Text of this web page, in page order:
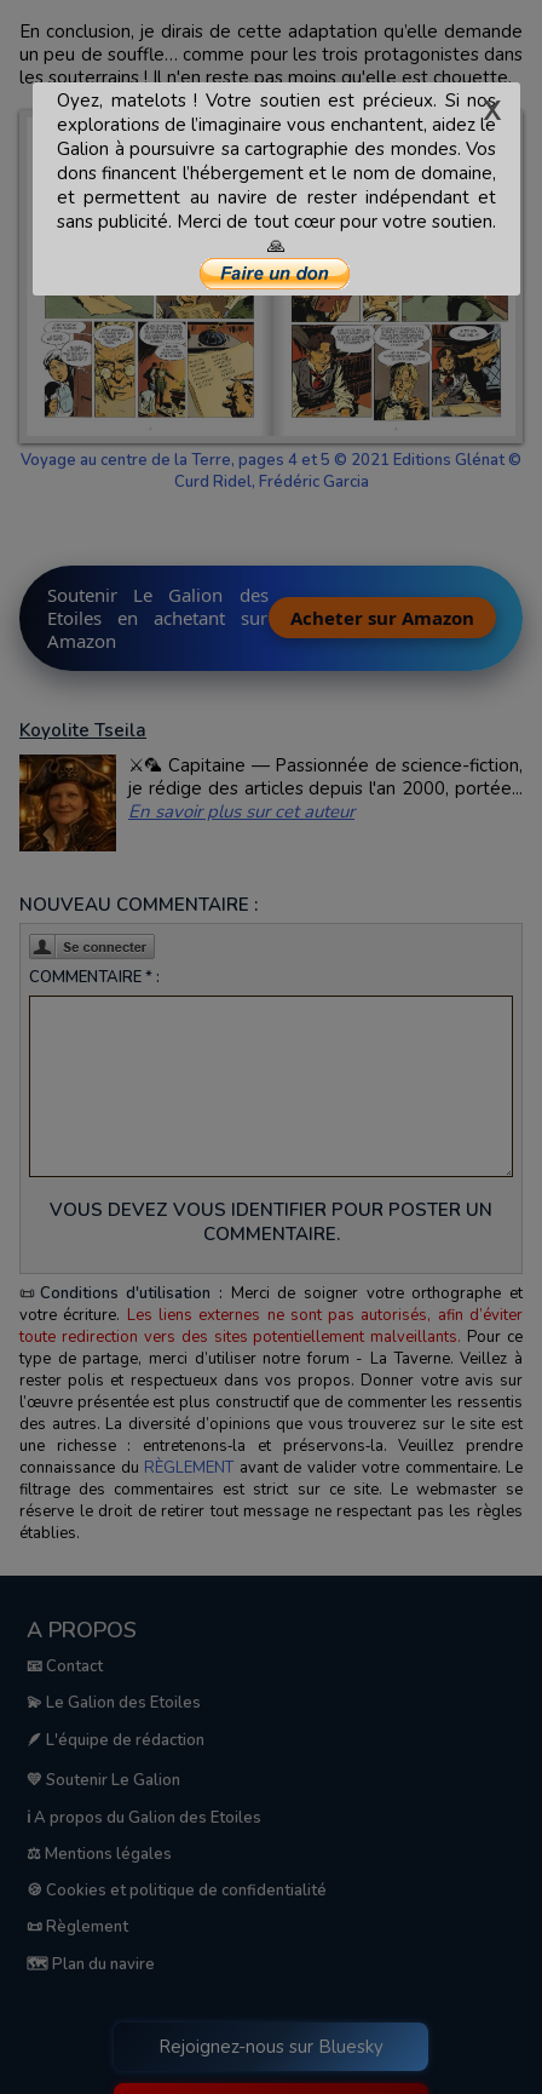
En conclusion, je dirais de cette adaptation qu’elle demande
un peu de souffle… comme pour les trois protagonistes dans
les souterrains ! Il n'en reste pas moins qu'elle est chouette.
Voyage au centre de la Terre, pages 4 et 5 © 2021 Editions Glénat ©
Curd Ridel, Frédéric Garcia
Soutenir Le Galion des
Etoiles en achetant sur
Amazon
Acheter sur Amazon
Koyolite Tseila
⚔️🦜 Capitaine — Passionnée de science-fiction,
je rédige des articles depuis l'an 2000, portée...
En savoir plus sur cet auteur
NOUVEAU COMMENTAIRE :
COMMENTAIRE * :
VOUS DEVEZ VOUS IDENTIFIER POUR POSTER UN
COMMENTAIRE.
📜 Conditions d'utilisation : Merci de soigner votre orthographe et
votre écriture. Les liens externes ne sont pas autorisés, afin d’éviter
toute redirection vers des sites potentiellement malveillants. Pour ce
type de partage, merci d’utiliser notre forum - La Taverne. Veillez à
rester polis et respectueux dans vos propos. Donner votre avis sur
l’œuvre présentée est plus constructif que de commenter les ressentis
des autres. La diversité d’opinions que vous trouverez sur le site est
une richesse : entretenons‑la et préservons‑la. Veuillez prendre
connaissance du RÈGLEMENT avant de valider votre commentaire. Le
filtrage des commentaires est strict sur ce site. Le webmaster se
réserve le droit de retirer tout message ne respectant pas les règles
établies.
A PROPOS
📧 Contact
💫 Le Galion des Etoiles
🪶 L'équipe de rédaction
💛 Soutenir Le Galion
ℹ️ A propos du Galion des Etoiles
⚖️ Mentions légales
🍪 Cookies et politique de confidentialité
📜 Règlement
🗺️ Plan du navire
Rejoignez-nous sur Bluesky
Oyez, matelots ! Votre soutien est précieux. Si nos
explorations de l’imaginaire vous enchantent, aidez le
Galion à poursuivre sa cartographie des mondes. Vos
dons financent l’hébergement et le nom de domaine,
et permettent au navire de rester indépendant et
sans publicité. Merci de tout cœur pour votre soutien.
🙏